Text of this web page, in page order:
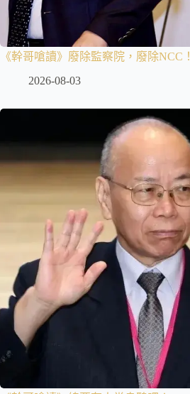
《幹哥嗆讀》廢除監察院，廢除NCC！
2026-08-03